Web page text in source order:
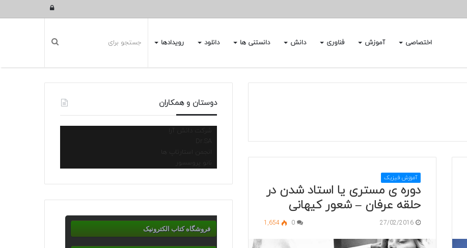
ورود
اختصاصی آموزش فناوری دانش دانستنی ها دانلود رویدادها
آموزش فیزیک
دوره ی مستری یا استاد شدن در
حلقه عرفان – شعور کیهانی
27/02/2016
0
1,654
دوستان و همکاران
شرکت دانش آرا
انجمن استارتاپ ها
نانو پروسسور
فروشگاه کتاب الکترونیک